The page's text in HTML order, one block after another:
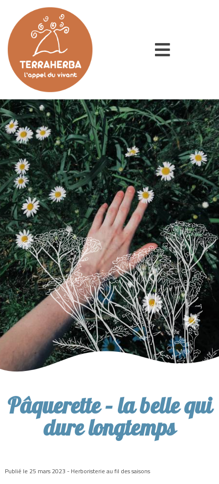
Pâquerette – la belle qui
dure longtemps
Publié le 25 mars 2023 - Herboristerie au fil des saisons